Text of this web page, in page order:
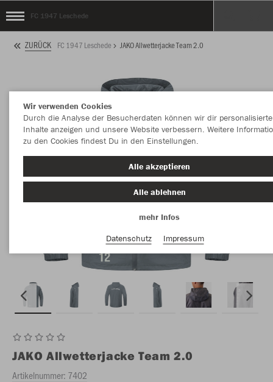
FC 1947 Leschede
ZURÜCK FC 1947 Leschede JAKO Allwetterjacke Team 2.0
JAKO Allwetterjacke Team 2.0
Artikelnummer: 7402
Wir verwenden Cookies
Durch die Analyse der Besucherdaten können wir dir personalisierte
Inhalte anzeigen und unsere Website verbessern. Weitere
zu den Cookies findest Du in den Einstellungen.
Alle akzeptieren
Alle ablehnen
mehr Infos
Datenschutz
Impressum